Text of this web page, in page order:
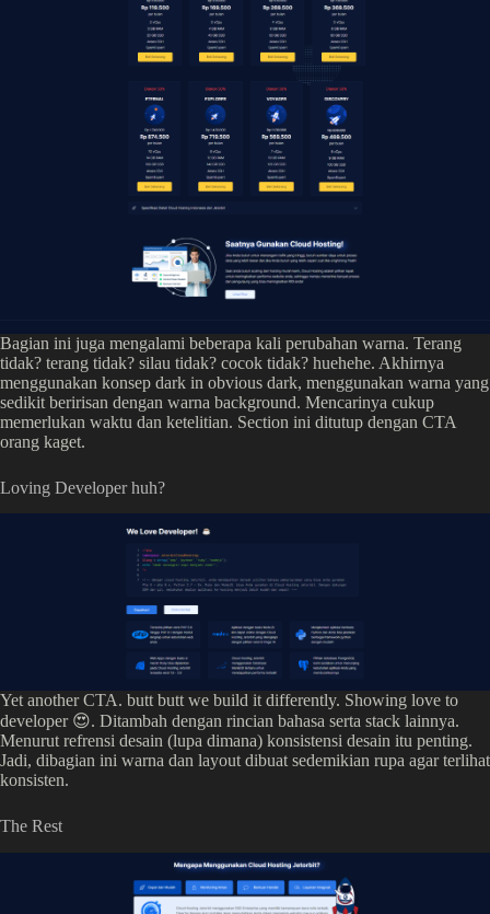
Bagian ini juga mengalami beberapa kali perubahan warna. Terang
tidak? terang tidak? silau tidak? cocok tidak? huehehe. Akhirnya
menggunakan konsep dark in obvious dark, menggunakan warna yang
sedikit beririsan dengan warna background. Mencarinya cukup
memerlukan waktu dan ketelitian. Section ini ditutup dengan CTA
orang kaget.
Loving Developer huh?
Yet another CTA. butt butt we build it differently. Showing love to
developer 😍. Ditambah dengan rincian bahasa serta stack lainnya.
Menurut refrensi desain (lupa dimana) konsistensi desain itu penting.
Jadi, dibagian ini warna dan layout dibuat sedemikian rupa agar terlihat
konsisten.
The Rest